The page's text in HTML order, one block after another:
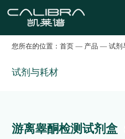
您所在的位置： 首页— 产品 — 试剂
试剂与耗材
游离睾酮检测试剂盒